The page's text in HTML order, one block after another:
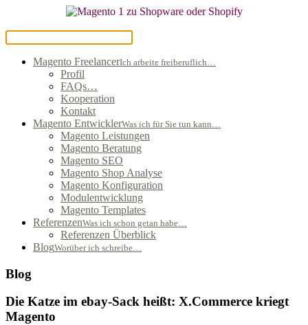
Magento FreelancerIch arbeite freiberuflich…
Profil
FAQs…
Kooperation
Kontakt
Magento EntwicklerWas ich für Sie tun kann…
Magento Leistungen
Magento Beratung
Magento SEO
Magento Shop Analyse
Magento Konfiguration
Modulentwicklung
Magento Templates
ReferenzenWas ich schon getan habe…
Referenzen Überblick
BlogWorüber ich schreibe…
Blog
Die Katze im ebay-Sack heißt: X.Commerce kriegt
Magento